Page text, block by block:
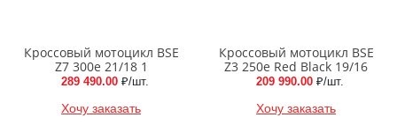
Кроссовый мотоцикл BSE
Z7 300e 21/18 1
289 490.00 ₽/шт.
Хочу заказать
Кроссовый мотоцикл BSE
Z3 250e Red Black 19/16
209 990.00 ₽/шт.
Хочу заказать